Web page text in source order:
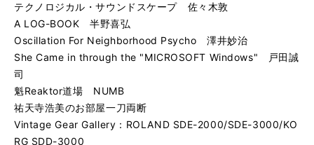
テクノロジカル・サウンドスケープ 佐々木敦
A LOG-BOOK 半野喜弘
Oscillation For Neighborhood Psycho 澤井妙治
She Came in through the "MICROSOFT Windows" 戸田誠
司
魁Reaktor道場 NUMB
祐天寺浩美のお部屋一刀両断
Vintage Gear Gallery：ROLAND SDE-2000/SDE-3000/KO
RG SDD-3000